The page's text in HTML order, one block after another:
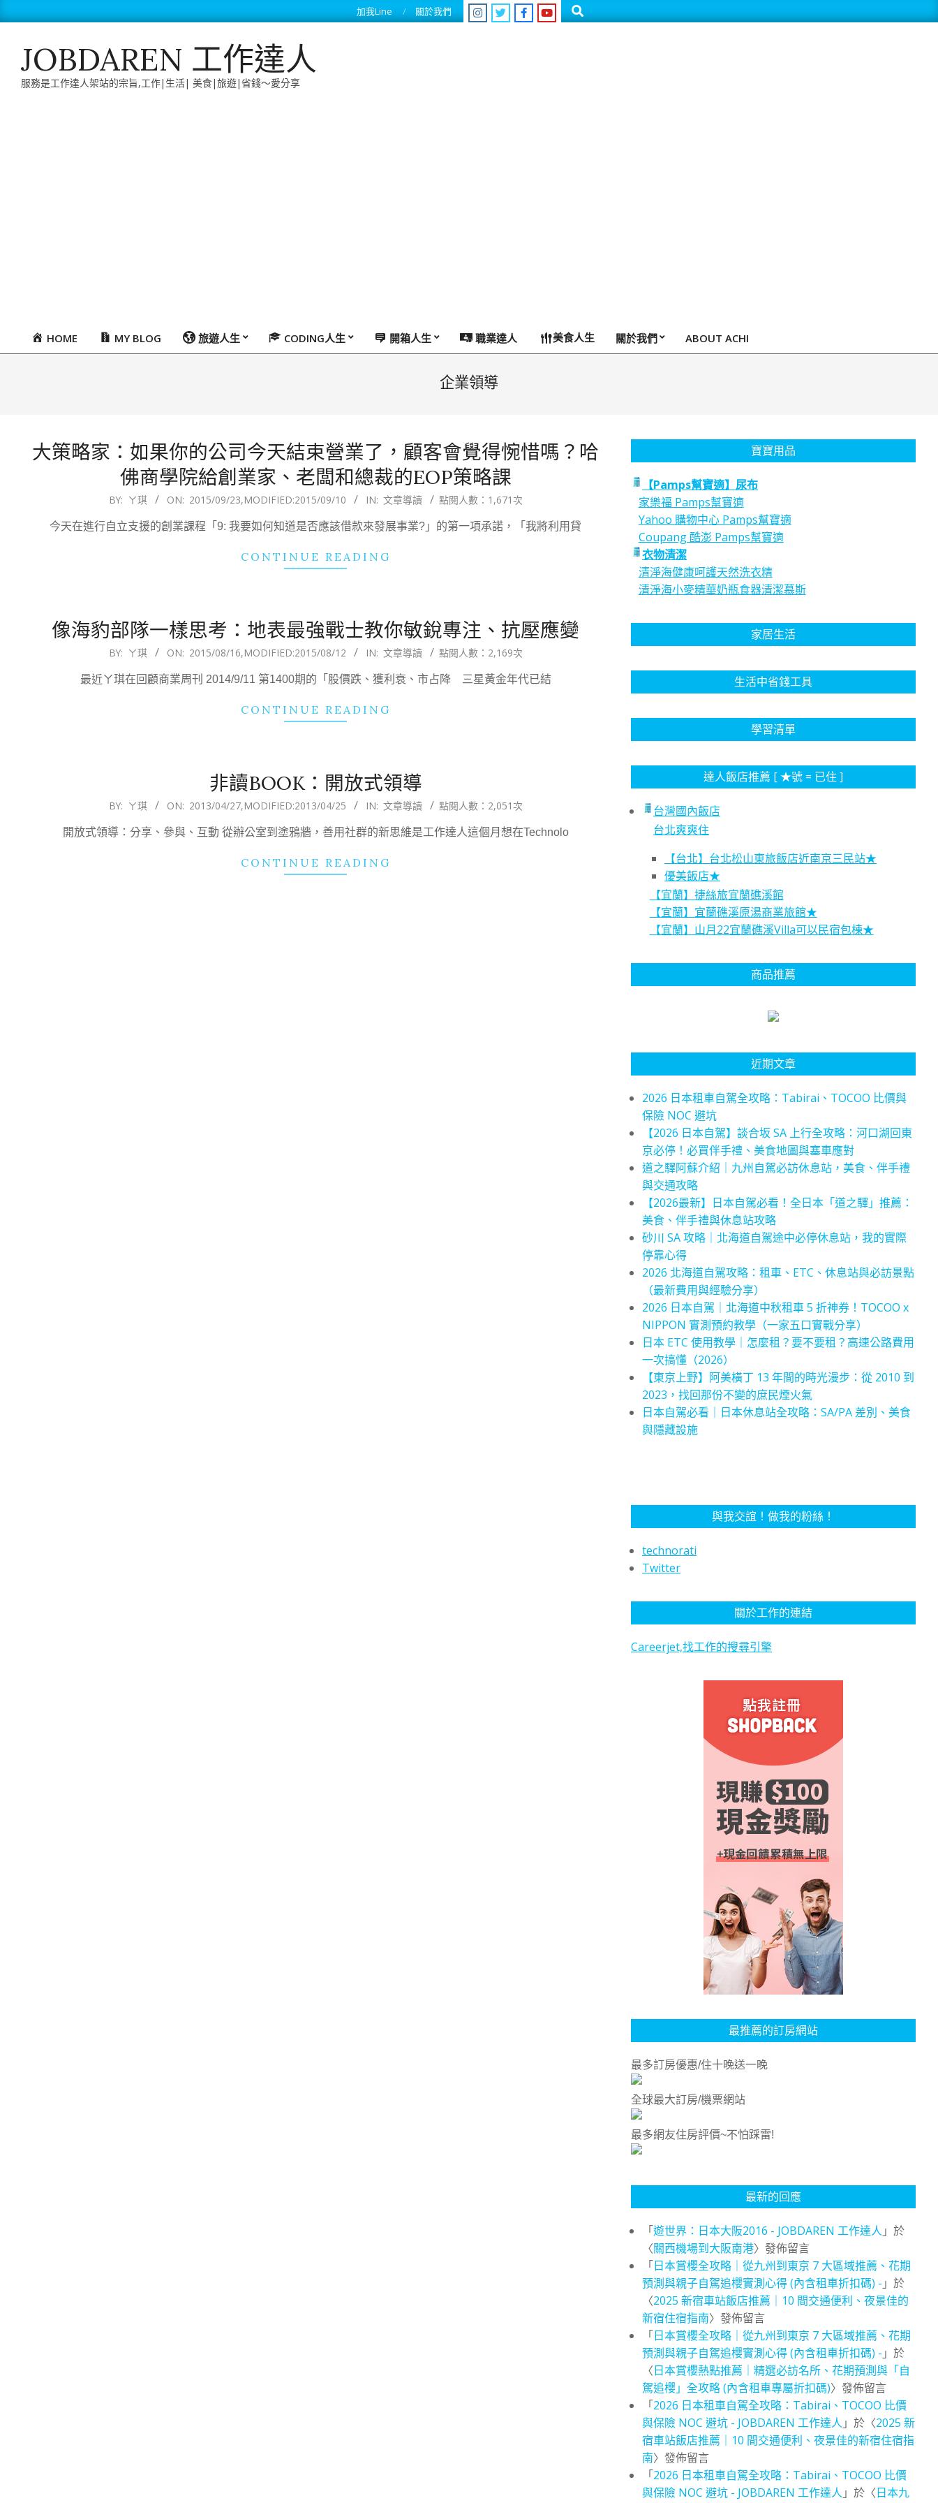
to
加我Line 關於我們 Search
JOBDAREN 工作達人
服務是工作達人架站的宗旨,工作|生活| 美食|旅遊|省錢～愛分享
PrimaryHOME MY BLOG 旅遊人生 CODING人生 開箱人生 職業達人 美食人生 關於我們 ABOUT ACHI
企業領導
大策略家：如果你的公司今天結束營業了，顧客會覺得惋惜嗎？哈
佛商學院給創業家、老闆和總裁的EOP策略課
BY: ㄚ琪 ON: 2015/09/23,MODIFIED:2015/09/10 IN: 文章導讀 點閱人數：1,671次
今天在進行自立支援的創業課程「9: 我要如何知道是否應該借款來發展事業?」的第一項承諾，「我將利用貸
CONTINUE READING
像海豹部隊一樣思考：地表最強戰士教你敏銳專注、抗壓應變
BY: ㄚ琪 ON: 2015/08/16,MODIFIED:2015/08/12 IN: 文章導讀 點閱人數：2,169次
最近ㄚ琪在回顧商業周刊 2014/9/11 第1400期的「股價跌、獲利衰、市占降 三星黃金年代已結
CONTINUE READING
非讀BOOK：開放式領導
BY: ㄚ琪 ON: 2013/04/27,MODIFIED:2013/04/25 IN: 文章導讀 點閱人數：2,051次
開放式領導：分享、參與、互動 從辦公室到塗鴉牆，善用社群的新思維是工作達人這個月想在Technolo
CONTINUE READING
寶寶用品
【Pamps幫寶適】尿布
家樂福 Pamps幫寶適
Yahoo 購物中心 Pamps幫寶適
Coupang 酷澎 Pamps幫寶適
衣物清潔
清淨海健康呵護天然洗衣精
清淨海小麥精華奶瓶食器清潔慕斯
家居生活
生活中省錢工具
學習清單
達人飯店推薦 [ ★號 = 已住 ]
台灣國內飯店
台北爽爽住
【台北】台北松山東旅飯店近南京三民站★
優美飯店★
【宜蘭】捷絲旅宜蘭礁溪館
【宜蘭】宜蘭礁溪原湯商業旅館★
【宜蘭】山月22宜蘭礁溪Villa可以民宿包棟★
商品推薦
近期文章
2026 日本租車自駕全攻略：Tabirai、TOCOO 比價與
保險 NOC 避坑
【2026 日本自駕】談合坂 SA 上行全攻略：河口湖回東
京必停！必買伴手禮、美食地圖與塞車應對
道之驛阿蘇介紹｜九州自駕必訪休息站，美食、伴手禮
與交通攻略
【2026最新】日本自駕必看！全日本「道之驛」推薦：
美食、伴手禮與休息站攻略
砂川 SA 攻略｜北海道自駕途中必停休息站，我的實際
停靠心得
2026 北海道自駕攻略：租車、ETC、休息站與必訪景點
（最新費用與經驗分享）
2026 日本自駕｜北海道中秋租車 5 折神券！TOCOO x
NIPPON 實測預約教學（一家五口實戰分享）
日本 ETC 使用教學｜怎麼租？要不要租？高速公路費用
一次搞懂（2026）
【東京上野】阿美橫丁 13 年間的時光漫步：從 2010 到
2023，找回那份不變的庶民煙火氣
日本自駕必看｜日本休息站全攻略：SA/PA 差別、美食
與隱藏設施
與我交誼！做我的粉絲！
technorati
Twitter
關於工作的連結
Careerjet,找工作的搜尋引擎
最推薦的訂房網站
最多訂房優惠/住十晚送一晚
全球最大訂房/機票網站
最多網友住房評價~不怕踩雷!
最新的回應
「遊世界：日本大阪2016 - JOBDAREN 工作達人 」於
〈關西機場到大阪南港〉發佈留言
「日本賞櫻全攻略｜從九州到東京 7 大區域推薦、花期
預測與親子自駕追櫻實測心得 (內含租車折扣碼) - 」於
〈2025 新宿車站飯店推薦｜10 間交通便利、夜景佳的
新宿住宿指南〉發佈留言
「日本賞櫻全攻略｜從九州到東京 7 大區域推薦、花期
預測與親子自駕追櫻實測心得 (內含租車折扣碼) - 」於
〈日本賞櫻熱點推薦｜精選必訪名所、花期預測與「自
駕追櫻」全攻略 (內含租車專屬折扣碼)〉發佈留言
「2026 日本租車自駕全攻略：Tabirai、TOCOO 比價
與保險 NOC 避坑 - JOBDAREN 工作達人 」於〈2025 新
宿車站飯店推薦｜10 間交通便利、夜景佳的新宿住宿指
南〉發佈留言
「2026 日本租車自駕全攻略：Tabirai、TOCOO 比價
與保險 NOC 避坑 - JOBDAREN 工作達人 」於〈日本九